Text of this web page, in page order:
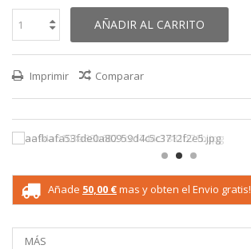
AÑADIR AL CARRITO
Imprimir Comparar
Añade 50,00 €mas y obten el Envio gratis!
MÁS